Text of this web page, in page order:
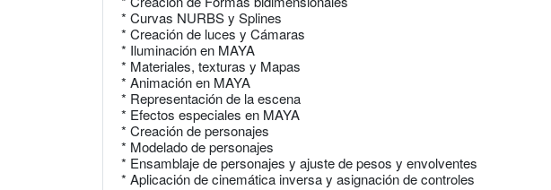
* Curvas NURBS y Splines
* Creación de luces y Cámaras
* Iluminación en MAYA
* Materiales, texturas y Mapas
* Animación en MAYA
* Representación de la escena
* Efectos especiales en MAYA
* Creación de personajes
* Modelado de personajes
* Ensamblaje de personajes y ajuste de pesos y envolventes
* Aplicación de cinemática inversa y asignación de controles